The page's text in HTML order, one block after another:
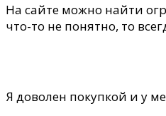
На сайте можно найти
что-то не понятно, то
Я доволен покупкой и у